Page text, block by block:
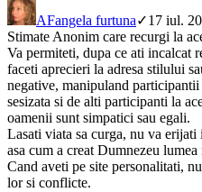
AFangela furtuna✓17 iul.
Stimate Anonim care recurgi la
Va permiteti, dupa ce ati incalcat
faceti aprecieri la adresa stilului
negative, manipuland
sesizata si de alti participanti la
oamenii sunt simpatici sau egali.
Lasati viata sa curga, nu va
asa cum a creat Dumnezeu lumea
Cand aveti pe site personalitati,
lor si conflicte.